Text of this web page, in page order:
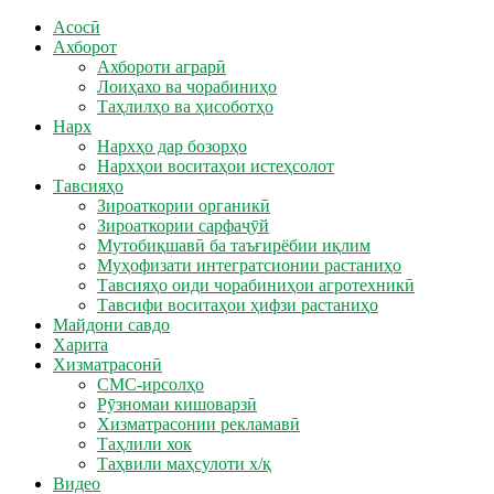
Асосӣ
Ахборот
Ахбороти аграрӣ
Лоиҳахо ва чорабиниҳо
Таҳлилҳо ва ҳисоботҳо
Нарх
Нархҳо дар бозорҳо
Нархҳои воситаҳои истеҳсолот
Тавсияҳо
Зироаткории органикӣ
Зироаткории сарфаҷӯй
Мутобиқшавӣ ба таъғирёбии иқлим
Муҳофизати интегратсионии растаниҳо
Тавсияҳо оиди чорабиниҳои агротехникӣ
Тавсифи воситаҳои ҳифзи растаниҳо
Майдони савдо
Харита
Хизматрасонӣ
СМС-ирсолҳо
Рӯзномаи кишоварзӣ
Хизматрасонии рекламавӣ
Таҳлили хок
Таҳвили маҳсулоти х/қ
Видео